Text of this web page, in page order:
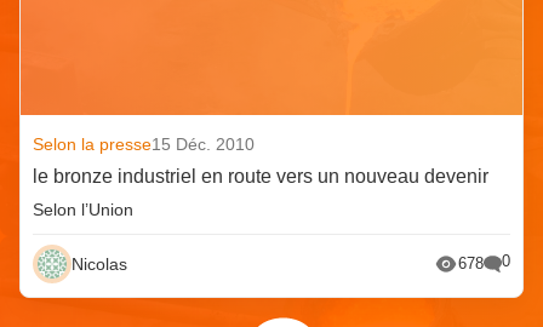
Selon la presse15 Déc. 2010
le bronze industriel en route vers un nouveau devenir
Selon l’Union
Nicolas 678 0